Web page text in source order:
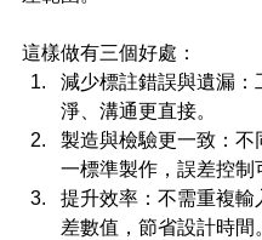
這樣做有三個好處：
減少標註錯誤與遺漏：
淨、溝通更直接。
製造與檢驗更一致：不
一標準製作，誤差控制
提升效率：不需重複輸
差數值，節省設計時間